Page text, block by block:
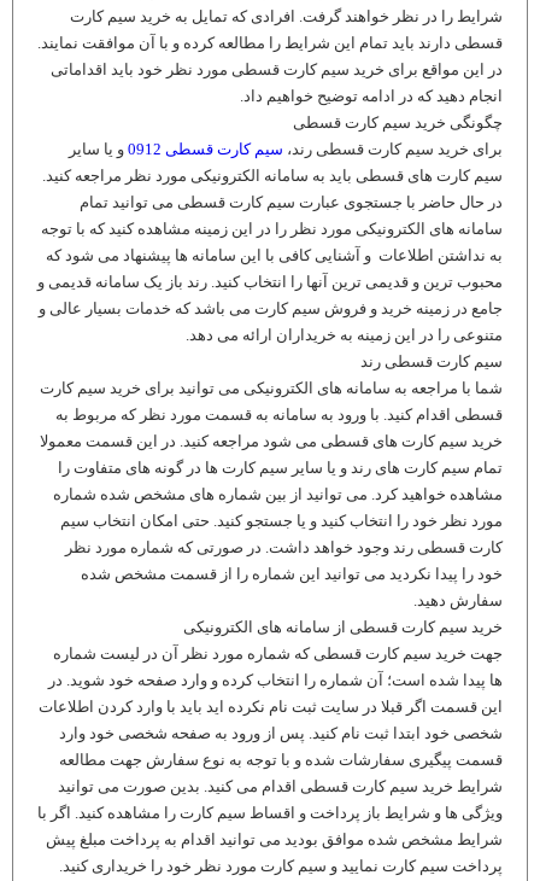
شرایط را در نظر خواهند گرفت. افرادی که تمایل به خرید سیم کارت
قسطی دارند باید تمام این شرایط را مطالعه کرده و با آن موافقت نمایند.
در این مواقع برای خرید سیم کارت قسطی مورد نظر خود باید اقداماتی
انجام دهید که در ادامه توضیح خواهیم داد.
چگونگی خرید سیم کارت قسطی
برای خرید سیم کارت قسطی رند، سیم کارت قسطی 0912
و یا سایر
سیم کارت های قسطی باید به سامانه الکترونیکی مورد نظر مراجعه کنید.
در حال حاضر با جستجوی عبارت سیم کارت قسطی می توانید تمام
سامانه های الکترونیکی مورد نظر را در این زمینه مشاهده کنید که با توجه
به نداشتن اطلاعات و آشنایی کافی با این سامانه ها پیشنهاد می شود که
محبوب ترین و قدیمی ترین آنها را انتخاب کنید. رند باز یک سامانه قدیمی و
جامع در زمینه خرید و فروش سیم کارت می باشد که خدمات بسیار عالی و
متنوعی را در این زمینه به خریداران ارائه می دهد.
سیم کارت قسطی رند
شما با مراجعه به سامانه های الکترونیکی می توانید برای خرید سیم کارت
قسطی اقدام کنید. با ورود به سامانه به قسمت مورد نظر که مربوط به
خرید سیم کارت های قسطی می شود مراجعه کنید. در این قسمت معمولا
تمام سیم کارت های رند و یا سایر سیم کارت ها در گونه های متفاوت را
مشاهده خواهید کرد. می توانید از بین شماره های مشخص شده شماره
مورد نظر خود را انتخاب کنید و یا جستجو کنید. حتی امکان انتخاب سیم
کارت قسطی رند وجود خواهد داشت. در صورتی که شماره مورد نظر
خود را پیدا نکردید می توانید این شماره را از قسمت مشخص شده
سفارش دهید.
خرید سیم کارت قسطی از سامانه های الکترونیکی
جهت خرید سیم کارت قسطی که شماره مورد نظر آن در لیست شماره
ها پیدا شده است؛ آن شماره را انتخاب کرده و وارد صفحه خود شوید. در
این قسمت اگر قبلا در سایت ثبت نام نکرده اید باید با وارد کردن اطلاعات
شخصی خود ابتدا ثبت نام کنید. پس از ورود به صفحه شخصی خود وارد
قسمت پیگیری سفارشات شده و با توجه به نوع سفارش جهت مطالعه
شرایط خرید سیم کارت قسطی اقدام می کنید. بدین صورت می توانید
ویژگی ها و شرایط باز پرداخت و اقساط سیم کارت را مشاهده کنید. اگر با
شرایط مشخص شده موافق بودید می توانید اقدام به پرداخت مبلغ پیش
پرداخت سیم کارت نمایید و سیم کارت مورد نظر خود را خریداری کنید.